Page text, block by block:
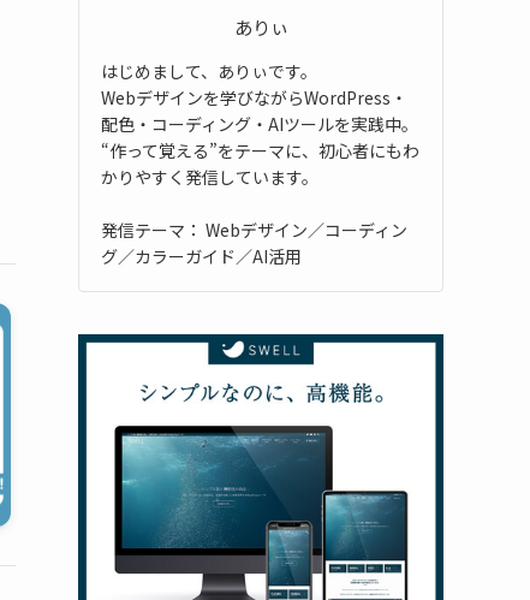
ありぃ
はじめまして、ありぃです。
Webデザインを学びながらWordPress・
配色・コーディング・AIツールを実践中。
“作って覚える”をテーマに、初心者にもわ
かりやすく発信しています。
発信テーマ： Webデザイン／コーディン
グ／カラーガイド／AI活用